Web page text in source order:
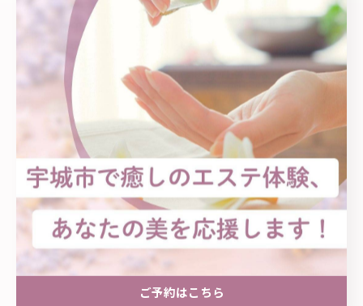
(詳しい住所はご予約確定後にお知らせいたします)
🅿️駐車場 有
⏰10:00〜20:00 / 不定休
(時間外ご希望の方はご相談ください)
🗓️完全予約制/女性専用private salon
一覧に戻る 次のページ >
ご予約はこちら